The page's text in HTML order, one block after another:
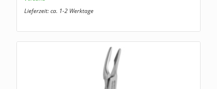
Lieferzeit: ca. 1-2 Werktage